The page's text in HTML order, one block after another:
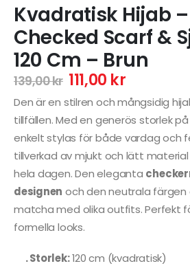
Kvadratisk Hijab –
Checked Scarf &
120 Cm – Brun
139,00kr 111,00 kr
Den är en stilren och mångsidig
tillfällen. Med en generös storlek på
enkelt stylas för både vardag och
tillverkad av mjukt och lätt
hela dagen. Den eleganta
designen och den neutrala
matcha med olika outfits. Perfekt
formella looks.
. Storlek:120 cm (kvadratisk)